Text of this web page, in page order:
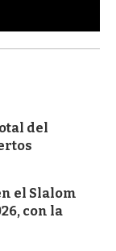
del
el Slalom
con la